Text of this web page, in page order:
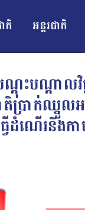
តិ អន្ដរជាតិ
តុះបណ្តាល
ាតិប្រាក់ឈ្
ើដំណើរនិង